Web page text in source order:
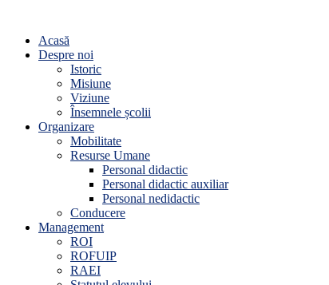
Acasă
Despre noi
Istoric
Misiune
Viziune
Însemnele școlii
Organizare
Mobilitate
Resurse Umane
Personal didactic
Personal didactic auxiliar
Personal nedidactic
Conducere
Management
ROI
ROFUIP
RAEI